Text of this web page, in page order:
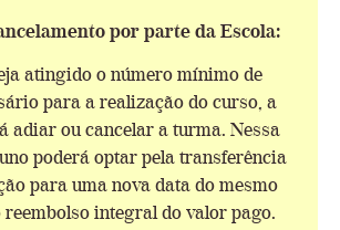
por parte da Escola:
atingido o número mínimo de
para a realização do curso, a
adiar ou cancelar a turma. Nessa
poderá optar pela transferência
para uma nova data do mesmo
reembolso integral do valor pago.